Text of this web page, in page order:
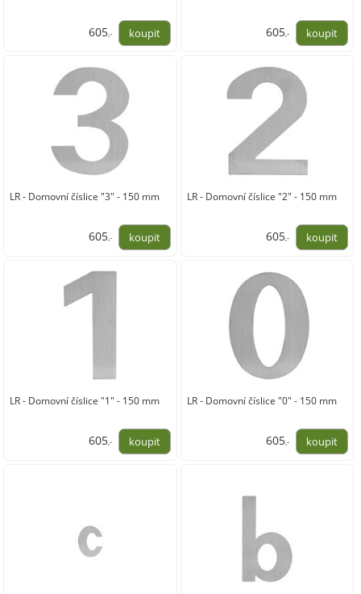
605,- 605,-
LR - Domovní číslice "3" - 150 mm
605,-
LR - Domovní číslice "2" - 150 mm
605,-
LR - Domovní číslice "1" - 150 mm
605,-
LR - Domovní číslice "0" - 150 mm
605,-